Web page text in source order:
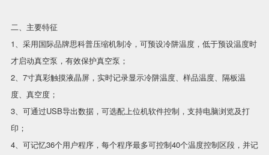
二、主要特征
1、采用国际品牌思科普压缩机制冷，可预设冷阱温度，低于预设温度时
才启动真空泵，有效保护真空泵；
2、7寸真彩触摸液晶屏，实时记录显示冷阱温度、样品温度、隔板温
度、真空度；
3、可通过USB导出数据，可选配上位机软件控制，支持电脑浏览及打
印；
4、可记忆36个用户程序，每个程序最多可控制40个温度控制区段，并记